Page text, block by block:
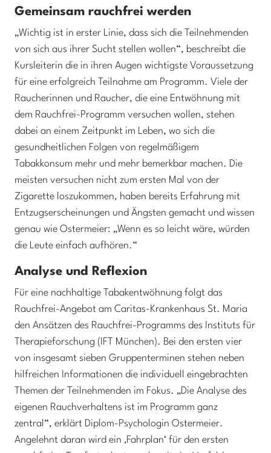
Gemeinsam rauchfrei werden
„Wichtig ist in erster Linie, dass sich die Teilnehmenden
von sich aus ihrer Sucht stellen wollen“, beschreibt die
Kursleiterin die in ihren Augen wichtigste Voraussetzung
für eine erfolgreich Teilnahme am Programm. Viele der
Raucherinnen und Raucher, die eine Entwöhnung mit
dem Rauchfrei-Programm versuchen wollen, stehen
dabei an einem Zeitpunkt im Leben, wo sich die
gesundheitlichen Folgen von regelmäßigem
Tabakkonsum mehr und mehr bemerkbar machen. Die
meisten versuchen nicht zum ersten Mal von der
Zigarette loszukommen, haben bereits Erfahrung mit
Entzugserscheinungen und Ängsten gemacht und wissen
genau wie Ostermeier: „Wenn es so leicht wäre, würden
die Leute einfach aufhören.“
Analyse und Reflexion
Für eine nachhaltige Tabakentwöhnung folgt das
Rauchfrei-Angebot am Caritas-Krankenhaus St. Maria
den Ansätzen des Rauchfrei-Programms des Instituts für
Therapieforschung (IFT München). Bei den ersten vier
von insgesamt sieben Gruppenterminen stehen neben
hilfreichen Informationen die individuell eingebrachten
Themen der Teilnehmenden im Fokus. „Die Analyse des
eigenen Rauchverhaltens ist im Programm ganz
zentral“, erklärt Diplom-Psychologin Ostermeier.
Angelehnt daran wird ein ‚Fahrplan‘ für den ersten